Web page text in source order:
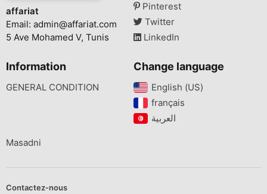
affariat
Email: admin@affariat.com
5 Ave Mohamed V, Tunis
Pinterest
Twitter
LinkedIn
Information
GENERAL CONDITION
Change language
English (US)‎
français‎
Masadni
Contactez-nous